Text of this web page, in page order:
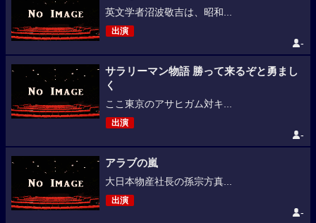
英文学者沼波敬吉は、昭和...
出演
-
サラリーマン物語 勝って来るぞと勇まし
く
ここ東京のアサヒガム対キ...
出演
-
アラブの嵐
大日本物産社長の孫宗方真...
出演
-